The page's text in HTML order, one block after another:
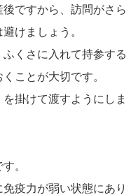
ですから、訪問がさら
けましょう。
くさに入れて持参する
ことが大切です。
掛けて渡すようにしま
。
疫力が弱い状態にあり